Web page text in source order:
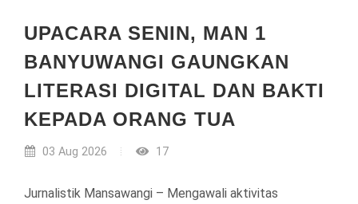
UPACARA SENIN, MAN 1
BANYUWANGI GAUNGKAN
LITERASI DIGITAL DAN BAKTI
KEPADA ORANG TUA
03 Aug 2026 17
Jurnalistik Mansawangi – Mengawali aktivitas